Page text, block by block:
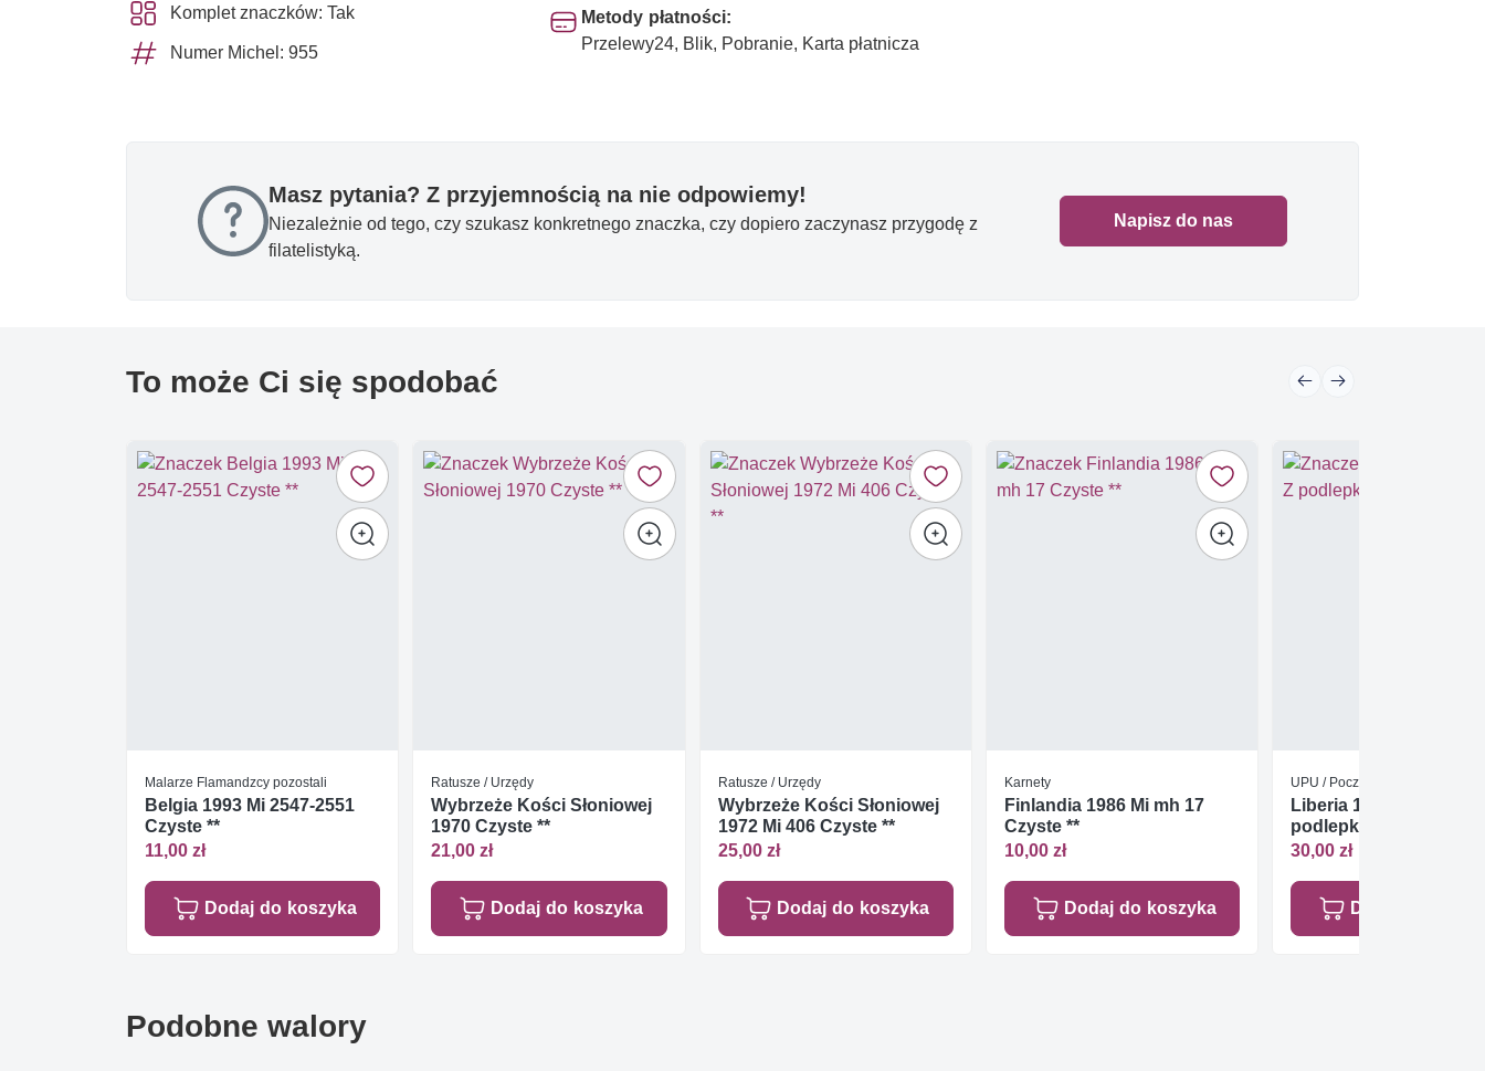
Komplet znaczków: Tak
Numer Michel: 955
Metody płatności:
Przelewy24, Blik, Pobranie, Karta płatnicza
Masz pytania? Z przyjemnością na nie odpowiemy!
Niezależnie od tego, czy szukasz konkretnego znaczka, czy dopiero zaczynasz przygodę z
filatelistyką.
Napisz do nas
To może Ci się spodobać
Malarze Flamandzcy pozostali
Belgia 1993 Mi 2547-2551
Czyste **
11,00 zł
Dodaj do koszyka
Ratusze / Urzędy
Wybrzeże Kości Słoniowej
1970 Czyste **
21,00 zł
Dodaj do koszyka
Ratusze / Urzędy
Wybrzeże Kości Słoniowej
1972 Mi 406 Czyste **
25,00 zł
Dodaj do koszyka
Karnety
Finlandia 1986 Mi mh 17
Czyste **
10,00 zł
Dodaj do koszyka
UPU / Poczta
Liberia 1950 Mi bl 3 Z
podlepką *
30,00 zł
Dodaj do
Podobne walory